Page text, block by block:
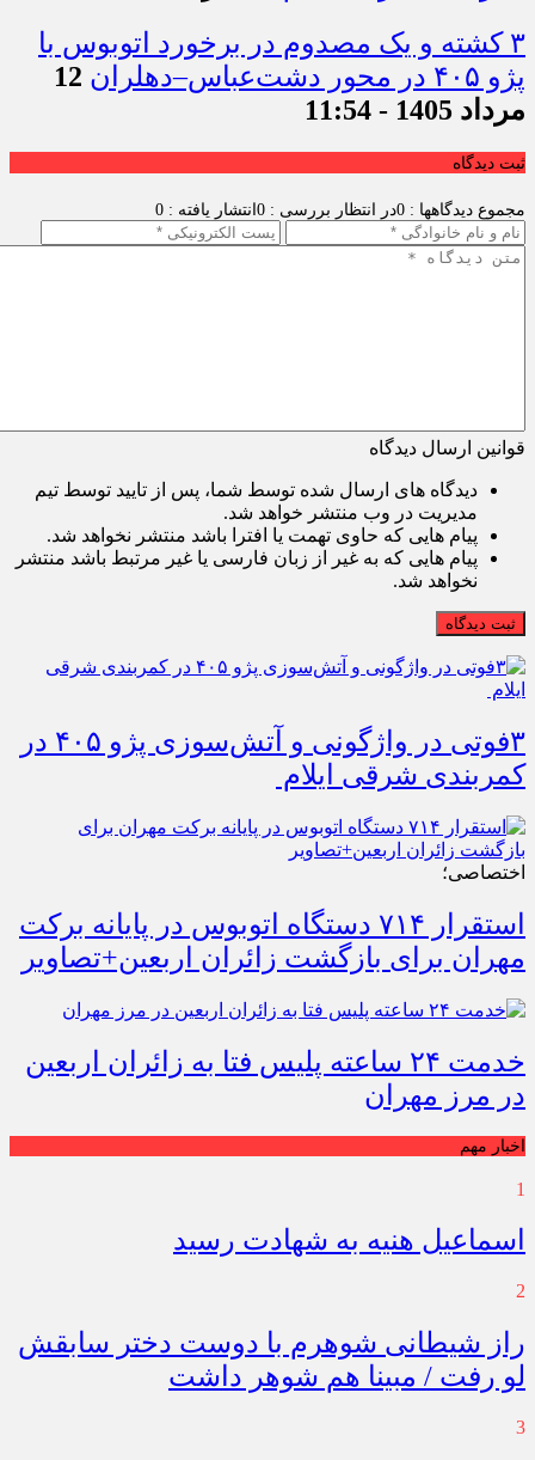
۳ کشته و یک مصدوم در برخورد اتوبوس با
پژو ۴۰۵ در محور دشت‌عباس–دهلران
12
مرداد 1405 - 11:54
ثبت دیدگاه
مجموع دیدگاهها : 0 در انتظار بررسی : 0 انتشار یافته : 0
قوانین ارسال دیدگاه
دیدگاه های ارسال شده توسط شما، پس از تایید توسط تیم
مدیریت در وب منتشر خواهد شد.
پیام هایی که حاوی تهمت یا افترا باشد منتشر نخواهد شد.
پیام هایی که به غیر از زبان فارسی یا غیر مرتبط باشد منتشر
نخواهد شد.
ثبت دیدگاه
۳فوتی در واژگونی و آتش‌سوزی پژو ۴۰۵ در
کمربندی شرقی ایلام
اختصاصی؛
استقرار ۷۱۴ دستگاه اتوبوس در پایانه برکت
مهران برای بازگشت زائران اربعین+تصاویر
خدمت ۲۴ ساعته پلیس فتا به زائران اربعین
در مرز مهران
اخبار مهم
1
اسماعیل هنیه به شهادت رسید
2
راز شیطانی شوهرم با دوست دختر سابقش
لو رفت / مبینا هم شوهر داشت
3